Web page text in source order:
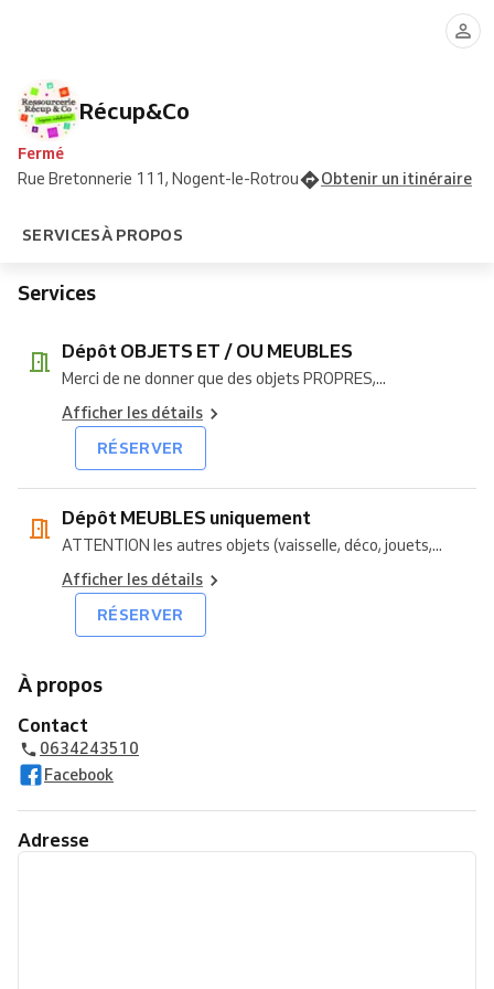
Récup&Co
Fermé
Rue Bretonnerie 111, Nogent-le-Rotrou
Obtenir un itinéraire
SERVICESÀ PROPOS
Services
OU
MEUBLES
Dépôt OBJETS ET / OU MEUBLES
Merci de ne donner que des objets PROPRES,...
Afficher les détails
RÉSERVER
Dépôt MEUBLES uniquement
ATTENTION les autres objets (vaisselle, déco, jouets,...
Afficher les détails
RÉSERVER
À propos
Contact
0634243510
Facebook
Adresse